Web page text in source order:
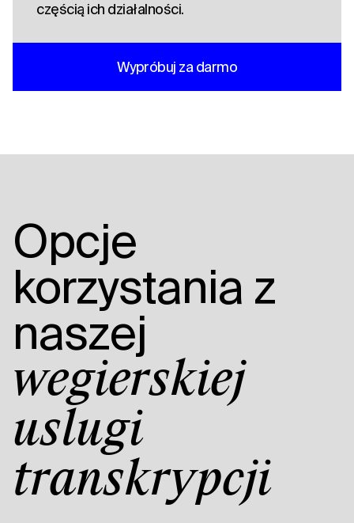
częścią ich działalności.
Wypróbuj za darmo
Opcje
korzystania z
naszej
węgierskiej
usługi
transkrypcji